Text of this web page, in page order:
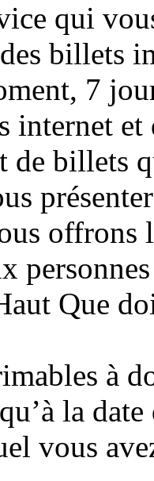
qui
billets
7
internet
billets
offrons
Que
à
la
vous